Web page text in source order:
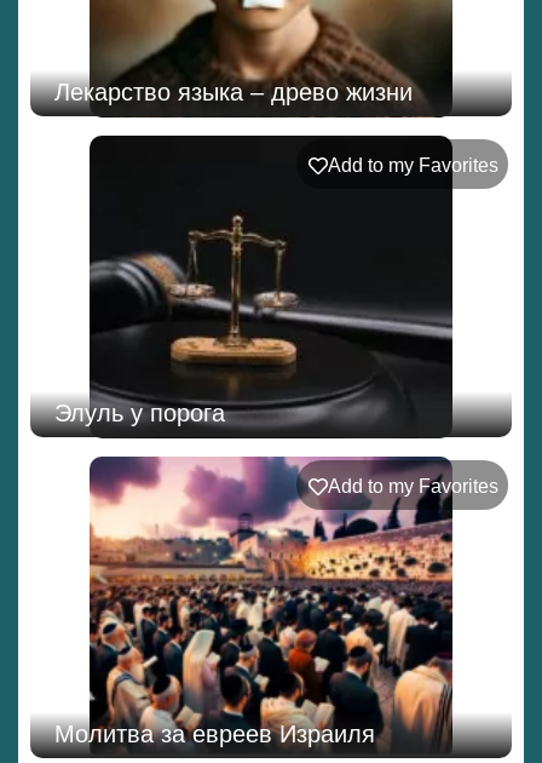
Лекарство языка – древо жизни
Add to my Favorites
Элуль у порога
Add to my Favorites
Молитва за евреев Израиля